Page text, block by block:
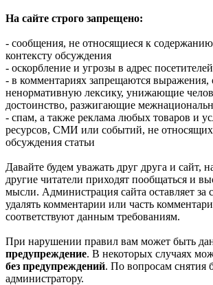
На сайте строго запрещено:
- сообщения, не относящиеся к
контексту обсуждения
- оскорбление и угрозы в адрес
- в комментариях запрещаются
ненормативную лексику, унижающие
достоинство, разжигающие
- спам, а также реклама любых товаров и
ресурсов, СМИ или событий, не
обсуждения статьи
Давайте будем уважать друг друга и сайт,
другие читатели приходят пообщаться и
мысли. Администрация сайта оставляет за
удалять комментарии или часть
соответствуют данным требованиям.
При нарушении правил вам может быть
предупреждение. В некоторых случаях
без предупреждений. По вопросам снятия
администратору.